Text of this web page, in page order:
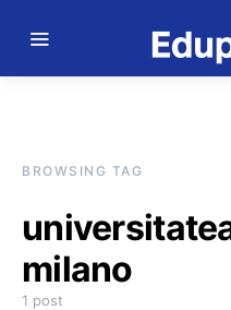
BROWSING TAG
milano
1 post